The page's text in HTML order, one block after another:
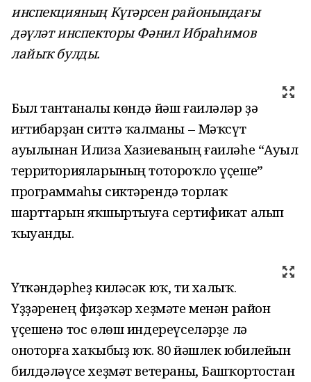
инспекцияның Күгәрсен районындағы
дәүләт инспекторы Фәнил Ибраһимов
лайыҡ булды.
Был тантаналы көндә йәш ғаиләләр ҙә
иғтибарҙан ситтә ҡалманы – Мәҡсүт
ауылынан Илиза Хазиеваның ғаиләһе “Ауыл
территорияларының тотороҡло үҫеше”
программаһы сиктәрендә торлаҡ
шарттарын яҡшыртыуға сертификат алып
ҡыуанды.
Үткәндәрһеҙ киләсәк юҡ, ти халыҡ.
Үҙҙәренең фиҙәҡәр хеҙмәте менән район
үҫешенә тос өлөш индереүселәрҙе лә
оноторға хаҡыбыҙ юҡ. 80 йәшлек юбилейын
билдәләүсе хеҙмәт ветераны, Башҡортостан